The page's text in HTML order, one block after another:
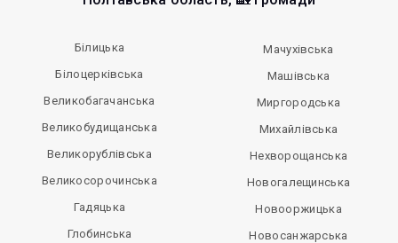
Білицька
Білоцерківська
Великобагачанська
Великобудищанська
Великорублівська
Великосорочинська
Гадяцька
Глобинська
Мачухівська
Машівська
Миргородська
Михайлівська
Нехворощанська
Новогалещинська
Новооржицька
Новосанжарська